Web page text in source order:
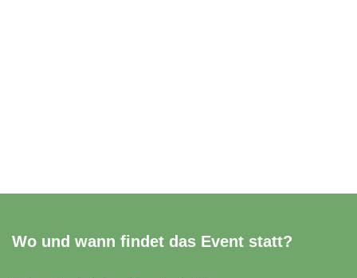
Wo und wann findet das Event statt?